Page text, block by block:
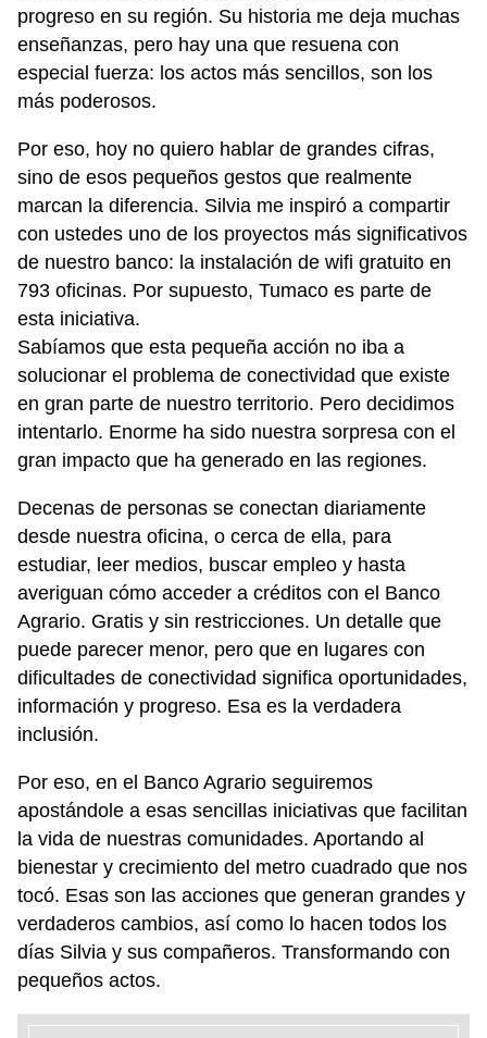
progreso en su región. Su historia me deja muchas
enseñanzas, pero hay una que resuena con
especial fuerza: los actos más sencillos, son los
más poderosos.
Por eso, hoy no quiero hablar de grandes cifras,
sino de esos pequeños gestos que realmente
marcan la diferencia. Silvia me inspiró a compartir
con ustedes uno de los proyectos más significativos
de nuestro banco: la instalación de wifi gratuito en
793 oficinas. Por supuesto, Tumaco es parte de
esta iniciativa.
Sabíamos que esta pequeña acción no iba a
solucionar el problema de conectividad que existe
en gran parte de nuestro territorio. Pero decidimos
intentarlo. Enorme ha sido nuestra sorpresa con el
gran impacto que ha generado en las regiones.
Decenas de personas se conectan diariamente
desde nuestra oficina, o cerca de ella, para
estudiar, leer medios, buscar empleo y hasta
averiguan cómo acceder a créditos con el Banco
Agrario. Gratis y sin restricciones. Un detalle que
puede parecer menor, pero que en lugares con
dificultades de conectividad significa oportunidades,
información y progreso. Esa es la verdadera
inclusión.
Por eso, en el Banco Agrario seguiremos
apostándole a esas sencillas iniciativas que facilitan
la vida de nuestras comunidades. Aportando al
bienestar y crecimiento del metro cuadrado que nos
tocó. Esas son las acciones que generan grandes y
verdaderos cambios, así como lo hacen todos los
días Silvia y sus compañeros. Transformando con
pequeños actos.